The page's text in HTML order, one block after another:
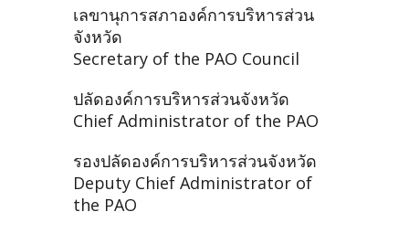
เลขานุการสภาองค์การบริหารส่วน
จังหวัด
Secretary of the PAO Council
ปลัดองค์การบริหารส่วนจังหวัด
Chief Administrator of the PAO
รองปลัดองค์การบริหารส่วนจังหวัด
Deputy Chief Administrator of
the PAO